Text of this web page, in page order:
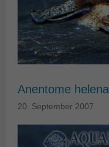
Anentome helena
20. September 2007